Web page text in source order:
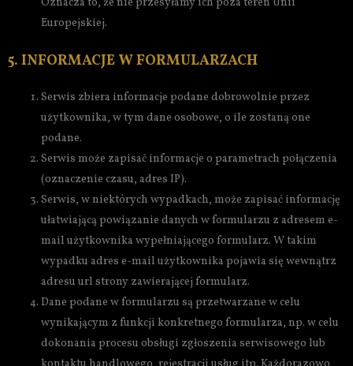
Europejskiej.
5. INFORMACJE W FORMULARZACH
Serwis zbiera informacje podane dobrowolnie przez
użytkownika, w tym dane osobowe, o ile zostaną one
podane.
Serwis może zapisać informacje o parametrach połączenia
(oznaczenie czasu, adres IP).
Serwis, w niektórych wypadkach, może zapisać informację
ułatwiającą powiązanie danych w formularzu z adresem e-
mail użytkownika wypełniającego formularz. W takim
wypadku adres e-mail użytkownika pojawia się wewnątrz
adresu url strony zawierającej formularz.
Dane podane w formularzu są przetwarzane w celu
wynikającym z funkcji konkretnego formularza, np. w celu
dokonania procesu obsługi zgłoszenia serwisowego lub